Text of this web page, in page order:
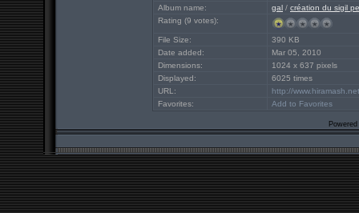
Album name:
gal / création du sigil
Rating (9 votes):
File Size:
390 KB
Date added:
Mar 05, 2010
Dimensions:
1024 x 637 pixels
Displayed:
6025 times
URL:
http://
Favorites:
Add to Favorites